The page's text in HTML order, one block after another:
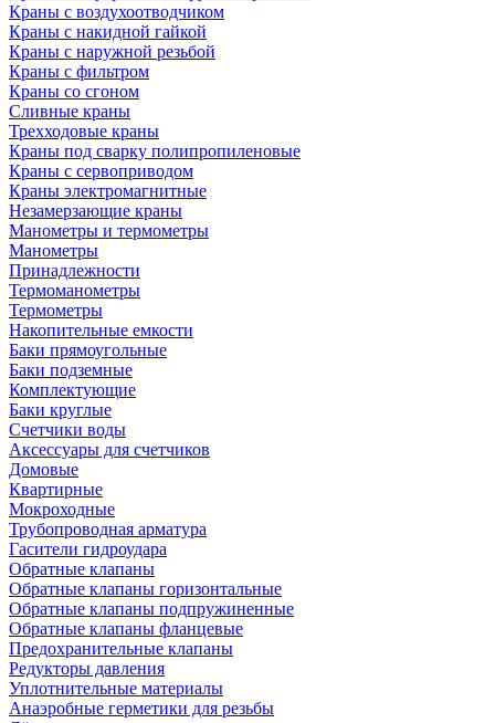
Краны с воздухоотводчиком
Краны с накидной гайкой
Краны с наружной резьбой
Краны с фильтром
Краны со сгоном
Сливные краны
Трехходовые краны
Краны под сварку полипропиленовые
Краны с сервоприводом
Краны электромагнитные
Незамерзающие краны
Манометры и термометры
Манометры
Принадлежности
Термоманометры
Термометры
Накопительные емкости
Баки прямоугольные
Баки подземные
Комплектующие
Баки круглые
Счетчики воды
Аксессуары для счетчиков
Домовые
Квартирные
Мокроходные
Трубопроводная арматура
Гасители гидроудара
Обратные клапаны
Обратные клапаны горизонтальные
Обратные клапаны подпружиненные
Обратные клапаны фланцевые
Предохранительные клапаны
Редукторы давления
Уплотнительные материалы
Анаэробные герметики для резьбы